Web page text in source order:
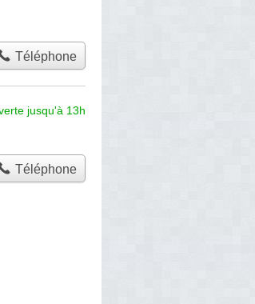
Téléphone
jusqu'à 13h
Téléphone